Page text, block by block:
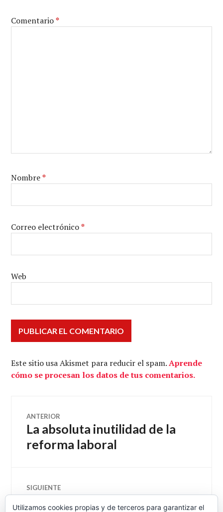
Comentario*
Nombre*
Correo electrónico*
Web
Este sitio usa Akismet para reducir el spam.Aprende
cómo se procesan los datos de tus comentarios.
Navegación
de
ANTERIOR
Entrada
anterior:
La absoluta inutilidad de la
reforma laboral
SIGUIENTE
Entrada
siguiente:
Otra solución imposible por
Utilizamos cookies propias y de terceros para garantizar el